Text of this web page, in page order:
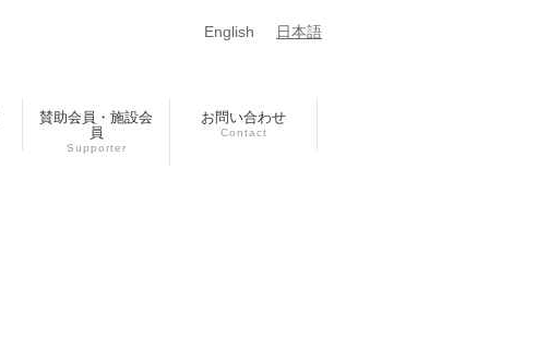
English 日本語
賛助会員・施設会
員
Supporter
お問い合わせ
Contact